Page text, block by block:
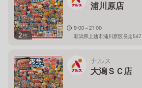
2枚
浦川原店
9:00～21:00
新潟県上越市浦川原区長走547
ナルス
大潟ＳＣ店